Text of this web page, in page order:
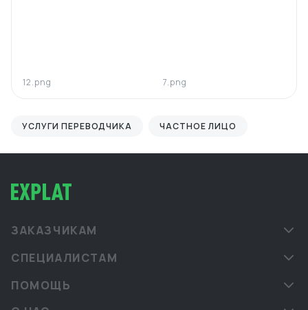
12.png 7.png
УСЛУГИ ПЕРЕВОДЧИКА ЧАСТНОЕ ЛИЦО
ЗАКАЗЧИКАМ
СПЕЦИАЛИСТАМ
ПОМОЩЬ